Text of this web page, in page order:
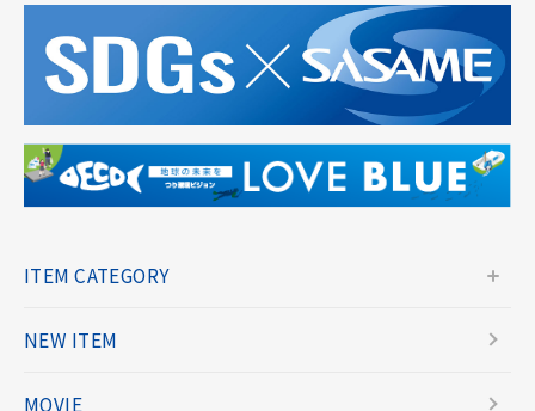
ITEM CATEGORY
NEW ITEM
MOVIE